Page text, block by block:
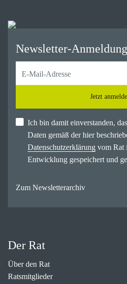
Newsletter-Anmeldung
Jetzt
Ich bin damit einverstanden,
Daten gemäß der hier
Datenschutzerklärung vom Rat
Entwicklung gespeichert und
Zum Newsletterarchiv
Der Rat
Über den Rat
Ratsmitglieder